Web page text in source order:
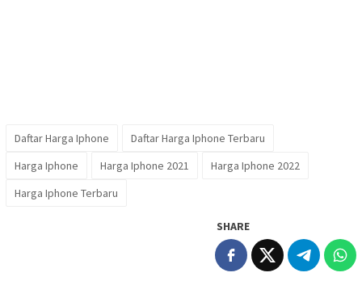
Daftar Harga Iphone
Daftar Harga Iphone Terbaru
Harga Iphone
Harga Iphone 2021
Harga Iphone 2022
Harga Iphone Terbaru
SHARE